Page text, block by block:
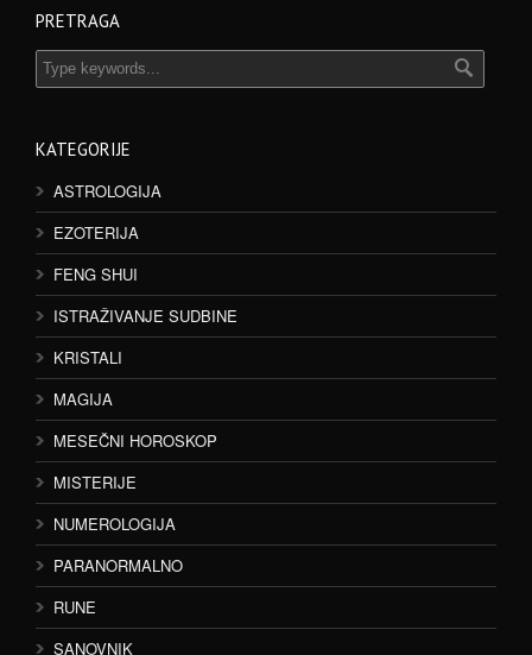
PRETRAGA
KATEGORIJE
ASTROLOGIJA
EZOTERIJA
FENG SHUI
ISTRAŽIVANJE SUDBINE
KRISTALI
MAGIJA
MESEČNI HOROSKOP
MISTERIJE
NUMEROLOGIJA
PARANORMALNO
RUNE
SANOVNIK